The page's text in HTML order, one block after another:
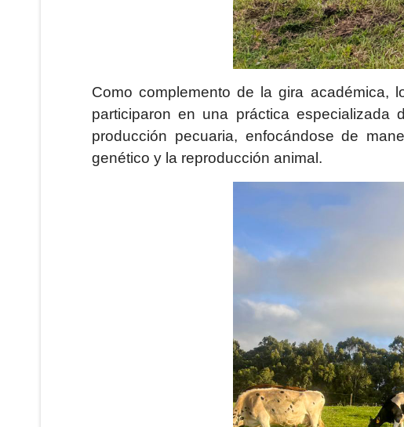
Como complemento de la gira académica,
participaron en una práctica especializada
producción pecuaria, enfocándose de
genético y la reproducción animal.